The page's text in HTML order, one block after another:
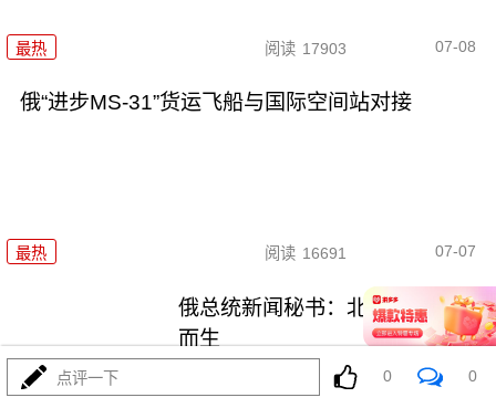
最热 阅读 17903 07-08
俄“进步MS-31”货运飞船与国际空间站对接
最热 阅读 16691 07-07
俄总统新闻秘书：北约是为对抗
而生
17397
点评一下 0 0